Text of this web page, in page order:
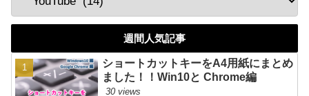
週間人気記事
ショートカットキーをA4用紙にまとめ
ました！！Win10と Chrome編
30 views